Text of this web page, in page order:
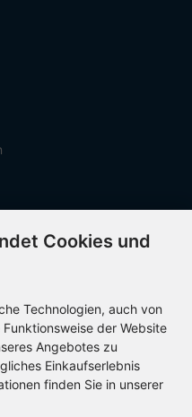
Cookies und
Technologien, auch von
der Website
Angebotes zu
Einkaufserlebnis
finden Sie in unserer